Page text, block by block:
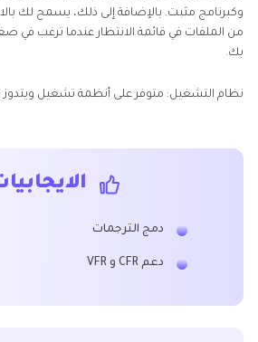
وكبرنامج مثبت. بالإضافة إلى ذلك، يسمح لك
من الملفات في قائمة الانتظار عندما ترغب في
بك.
نظام التشغيل: متوفر على أنظمة تشغيل
دمج الترجمات
دعم CFR و VFR